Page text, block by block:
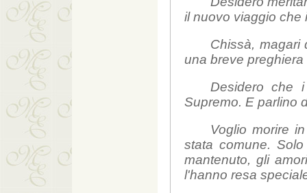
il nuovo viaggio che
Chissà, magari
una breve
Desidero che
Supremo. E parlino
Voglio morire
stata comune.
mantenuto, gli
l'hanno resa